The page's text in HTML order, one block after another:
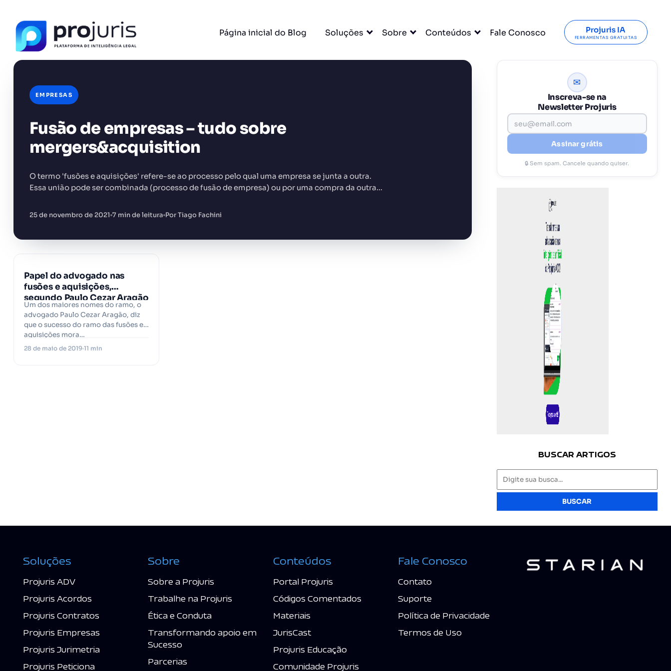
Página inicial do Blog Soluções Sobre Conteúdos Fale Conosco Projuris IA
FERRAMENTAS GRATUITAS
EMPRESAS
Fusão de empresas – tudo sobre
mergers&acquisition
O termo 'fusões e aquisições' refere-se ao processo pelo qual uma empresa se junta a outra.
Essa união pode ser combinada (processo de fusão de empresa) ou por uma compra da outra…
25 de novembro de 2021 7 min de leitura Por Tiago Fachini
Papel do advogado nas
fusões e aquisições,
segundo Paulo Cezar Aragão
Um dos maiores nomes do ramo, o
advogado Paulo Cezar Aragão, diz
que o sucesso do ramo das fusões e
aquisições mora…
28 de maio de 2019 11 min
✉
Inscreva-se na
Newsletter Projuris
Assinar grátis
🔒 Sem spam. Cancele quando quiser.
BUSCAR ARTIGOS
BUSCAR
Soluções
Projuris ADV
Projuris Acordos
Projuris Contratos
Projuris Empresas
Projuris Jurimetria
Projuris Peticiona
Sobre
Sobre a Projuris
Trabalhe na Projuris
Ética e Conduta
Transformando apoio em
Sucesso
Parcerias
Conteúdos
Portal Projuris
Códigos Comentados
Materiais
JurisCast
Projuris Educação
Comunidade Projuris
Fale Conosco
Contato
Suporte
Política de Privacidade
Termos de Uso
FERRAMENTA RECOMENDADA PARA ESTE CONTEÚDO
Gestão de Contratos